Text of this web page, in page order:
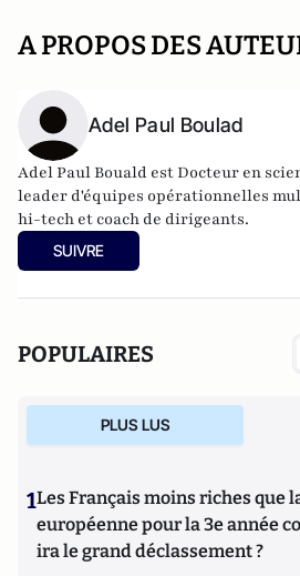
A PROPOS DES
Adel Paul Boulad
Adel Paul Bouald est Docteur en
leader d'équipes opérationnelles
hi-tech et coach de dirigeants.
SUIVRE
POPULAIRES
PLUS LUS
1Les Français moins riches que
européenne pour la 3e année
ira le grand déclassement ?